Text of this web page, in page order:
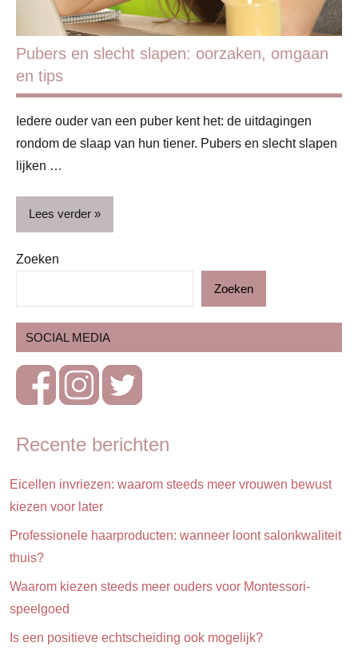
Pubers en slecht slapen: oorzaken, omgaan
en tips
Iedere ouder van een puber kent het: de uitdagingen
rondom de slaap van hun tiener. Pubers en slecht slapen
lijken …
Lees verder
Blog
Puber
Slapen
Zoeken
Zoeken
SOCIAL MEDIA
Recente berichten
Eicellen invriezen: waarom steeds meer vrouwen bewust
kiezen voor later
Professionele haarproducten: wanneer loont salonkwaliteit
thuis?
Waarom kiezen steeds meer ouders voor Montessori-
speelgoed
Is een positieve echtscheiding ook mogelijk?